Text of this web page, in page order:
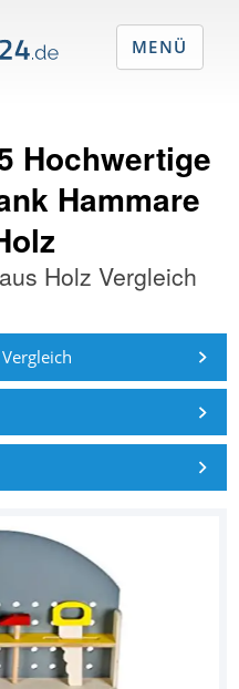
Hochwertige
Hammare
Holz Vergleich
MENÜ